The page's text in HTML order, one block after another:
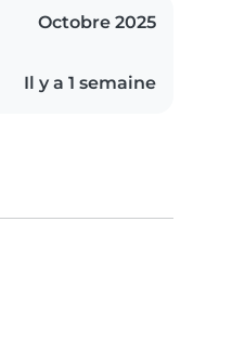
Octobre 2025
Il y a 1 semaine